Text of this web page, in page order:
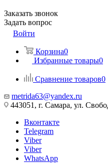
Заказать звонок
Задать вопрос
Войти
Корзина0
Избранные товары0
Сравнение товаров0
metrida63@yandex.ru
443051, г. Самара, ул.
Вконтакте
Telegram
Viber
Viber
WhatsApp